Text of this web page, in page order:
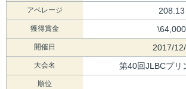
アベレージ 208.13
獲得賞金 \64,000
開催日 2017/
大会名 第40回JLBCプリ
順位